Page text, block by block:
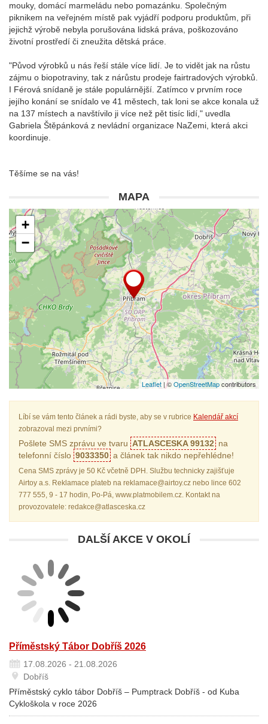
mouky, domácí marmeládu nebo pomazánku. Společným
piknikem na veřejném místě pak vyjádří podporu produktům, při
jejichž výrobě nebyla porušována lidská práva, poškozováno
životní prostředí či zneužita dětská práce.
"Původ výrobků u nás řeší stále více lidí. Je to vidět jak na růstu
zájmu o biopotraviny, tak z nárůstu prodeje fairtradových výrobků.
I Férová snídaně je stále populárnější. Zatímco v prvním roce
jejího konání se snídalo ve 41 městech, tak loni se akce konala už
na 137 místech a navštívilo ji více než pět tisíc lidí," uvedla
Gabriela Štěpánková z nevládní organizace NaZemi, která akci
koordinuje.
Těšíme se na vás!
MAPA
+
−
Leaflet | ©OpenStreetMapcontributors
Líbí se vám tento článek a rádi byste, aby se v rubrice Kalendář akcí
zobrazoval mezi prvními?
Pošlete SMS zprávu ve tvaru ATLASCESKA 99132 na
telefonní číslo 9033350 a článek tak nikdo nepřehlédne!
Cena SMS zprávy je 50 Kč včetně DPH. Službu technicky zajišťuje
Airtoy a.s. Reklamace plateb na reklamace@airtoy.cz nebo lince 602
777 555, 9 - 17 hodin, Po-Pá, www.platmobilem.cz. Kontakt na
provozovatele: redakce@atlasceska.cz
DALŠÍ AKCE V OKOLÍ
Příměstský Tábor Dobříš 2026
17.08.2026 - 21.08.2026
Dobříš
Příměstský cyklo tábor Dobříš – Pumptrack Dobříš - od Kuba
Cykloškola v roce 2026